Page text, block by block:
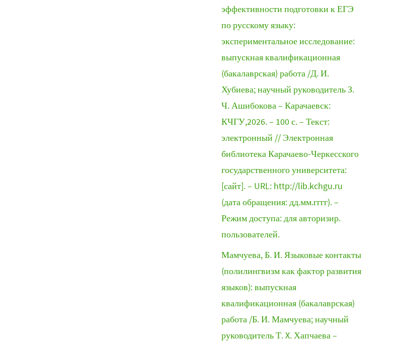
эффективности подготовки к ЕГЭ
по русскому языку:
экспериментальное исследование:
выпускная квалификационная
(бакалаврская) работа /Д. И.
Хубиева; научный руководитель З.
Ч. Ашибокова – Карачаевск:
КЧГУ,2026. – 100 с. – Текст:
электронный // Электронная
библиотека Карачаево-Черкесского
государственного университета:
[сайт]. – URL: http://lib.kchgu.ru
(дата обращения: дд.мм.гггг). –
Режим доступа: для авторизир.
пользователей.
Мамчуева, Б. И. Языковые контакты
(полилингвизм как фактор развития
языков): выпускная
квалификационная (бакалаврская)
работа /Б. И. Мамчуева; научный
руководитель Т. X. Хапчаева –